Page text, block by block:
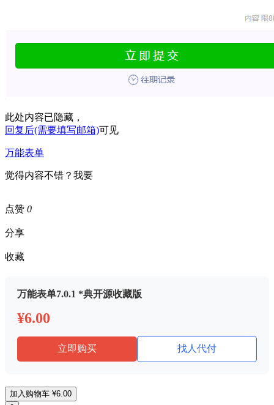
此处内容已隐藏，
回复后(需要填写邮箱)可见
万能表单
觉得内容不错？我要
点赞 0
分享
收藏
万能表单7.0.1 *典开源收藏版
¥6.00
立即购买 找人代付
加入购物车 ¥6.00